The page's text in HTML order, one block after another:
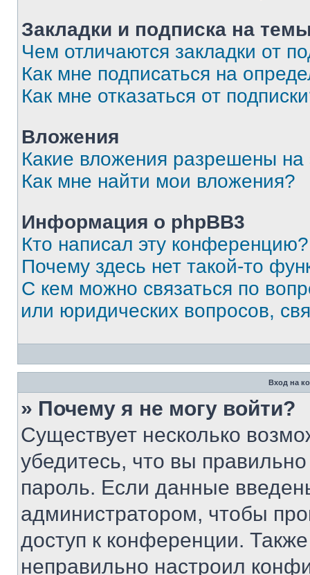
Закладки и подписка на
Чем отличаются закладки от
Как мне подписаться на
Как мне отказаться от
Вложения
Какие вложения разрешены
Как мне найти мои вложения?
Информация о phpBB3
Кто написал эту конференцию?
Почему здесь нет такой-то
С кем можно связаться по
или юридических вопросов,
Вход на
» Почему я не могу войти?
Существует несколько
убедитесь, что вы
пароль. Если данные
администратором, чтобы
доступ к конференции.
неправильно настроил